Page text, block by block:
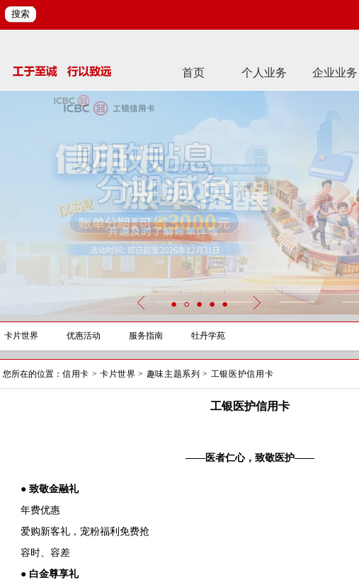
搜索
首页 个人业务 企业业务
卡片世界 优惠活动 服务指南 牡丹学苑
您所在的位置： 信用卡 > 卡片世界 > 趣味主题系列 > 工银医护信用卡
工银医护信用卡
——医者仁心，致敬医护——
● 致敬金融礼
年费优惠
爱购新客礼，宠粉福利免费抢
容时、容差
● 白金尊享礼